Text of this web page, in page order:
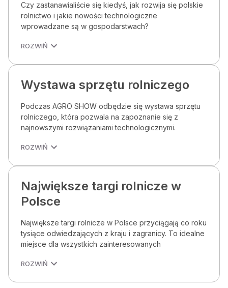
Czy zastanawialiście się kiedyś, jak rozwija się polskie
rolnictwo i jakie nowości technologiczne
wprowadzane są w gospodarstwach?
ROZWIŃ
Wystawa sprzętu rolniczego
Podczas AGRO SHOW odbędzie się wystawa sprzętu
rolniczego, która pozwala na zapoznanie się z
najnowszymi rozwiązaniami technologicznymi.
ROZWIŃ
Największe targi rolnicze w
Polsce
Największe targi rolnicze w Polsce przyciągają co roku
tysiące odwiedzających z kraju i zagranicy. To idealne
miejsce dla wszystkich zainteresowanych
ROZWIŃ